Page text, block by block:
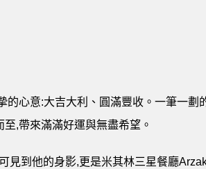
心意:大吉大利、圓滿豐收。一筆一
,帶來滿滿好運與無盡希望。
到他的身影,更是米其林三星餐廳